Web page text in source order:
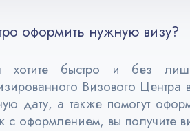
оформить нужную визу?
хотите быстро и без
Визового
дату, а также помогут
с оформлением, вы получите